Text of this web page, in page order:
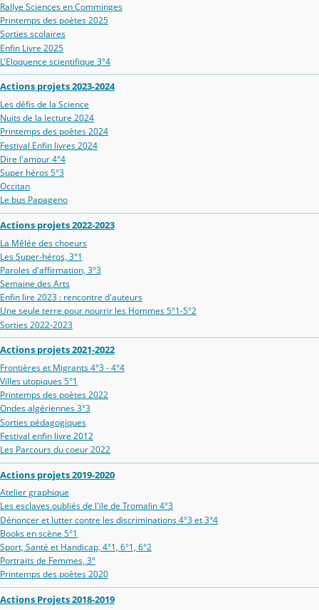
Rallye Sciences en Comminges
Printemps des poètes 2025
Sorties scolaires
Enfin Livre 2025
L'Eloquence scientifique 3°4
Actions projets 2023-2024
Les défis de la Science
Nuits de la lecture 2024
Printemps des poètes 2024
Festival Enfin livres 2024
Dire l'amour 4°4
Super héros 5°3
Occitan
Le bus Papageno
Actions projets 2022-2023
La Mêlée des choeurs
Les Super-héros, 3°1
Paroles d'affirmation, 3°3
Semaine des Arts
Enfin lire 2023 : rencontre d'auteurs
Une seule terre pour nourrir les Hommes 5°1-5°2
Sorties 2022-2023
Actions projets 2021-2022
Frontières et Migrants 4°3 - 4°4
Villes utopiques 5°1
Printemps des poètes 2022
Ondes algériennes 3°3
Sorties pédagogiques
Festival enfin livre 2012
Les Parcours du coeur 2022
Actions projets 2019-2020
Atelier graphique
Les esclaves oubliés de l'ïle de Tromalin 4°3
Dénoncer et lutter contre les discriminations 4°3 et 3°4
Books en scène 5°1
Sport, Santé et Handicap, 4°1, 6°1, 6°2
Portraits de Femmes, 3°
Printemps des poètes 2020
Actions Projets 2018-2019